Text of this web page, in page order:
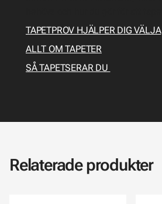
TAPETPROV HJÄLPER DIG VÄLJA
ALLT OM TAPETER
SÅ TAPETSERAR DU
Relaterade produkter